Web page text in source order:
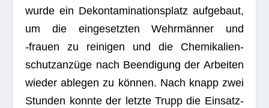
wurde ein Dekon­ta­mi­na­ti­ons­platz auf­ge­baut,
um die ein­ge­setz­ten Wehr­män­ner und
‑frauen zu rei­ni­gen und die Che­mi­ka­li­en­
schutz­an­züge nach Been­di­gung der Arbei­ten
wie­der able­gen zu kön­nen. Nach knapp zwei
Stun­den konnte der letzte Trupp die Ein­satz­